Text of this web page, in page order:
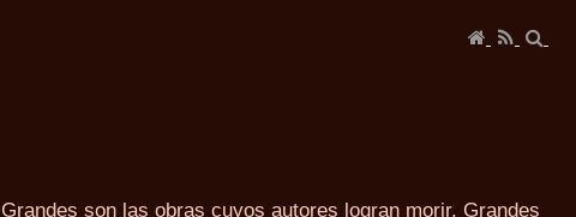
Grandes son las obras cuyos autores logran morir. Grandes